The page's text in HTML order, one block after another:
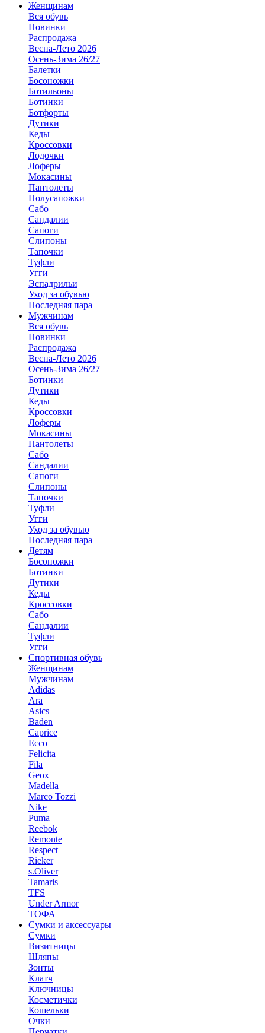
Женщинам
Вся обувь
Новинки
Распродажа
Весна-Лето 2026
Осень-Зима 26/27
Балетки
Босоножки
Ботильоны
Ботинки
Ботфорты
Дутики
Кеды
Кроссовки
Лодочки
Лоферы
Мокасины
Пантолеты
Полусапожки
Сабо
Сандалии
Сапоги
Слипоны
Тапочки
Туфли
Угги
Эспадрильи
Уход за обувью
Последняя пара
Мужчинам
Вся обувь
Новинки
Распродажа
Весна-Лето 2026
Осень-Зима 26/27
Ботинки
Дутики
Кеды
Кроссовки
Лоферы
Мокасины
Пантолеты
Сабо
Сандалии
Сапоги
Слипоны
Тапочки
Туфли
Угги
Уход за обувью
Последняя пара
Детям
Босоножки
Ботинки
Дутики
Кеды
Кроссовки
Сабо
Сандалии
Туфли
Угги
Спортивная обувь
Женщинам
Мужчинам
Adidas
Ara
Asics
Baden
Caprice
Ecco
Felicita
Fila
Geox
Madella
Marco Tozzi
Nike
Puma
Reebok
Remonte
Respect
Rieker
s.Oliver
Tamaris
TFS
Under Armor
ТОФА
Сумки и аксессуары
Сумки
Визитницы
Шляпы
Зонты
Клатч
Ключницы
Косметички
Кошельки
Очки